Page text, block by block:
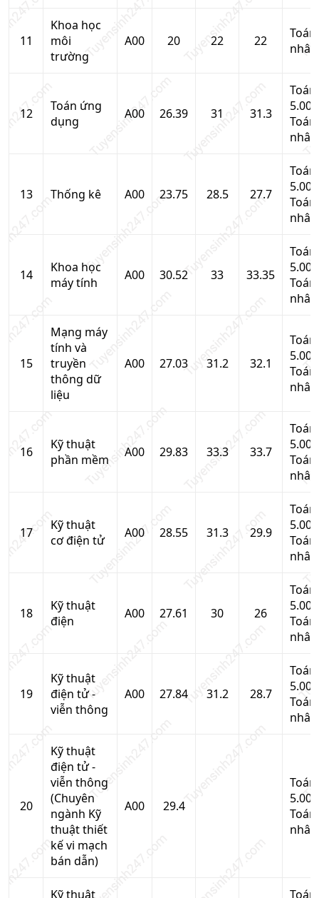
11
Khoa học
môi
trường
A00 20 22 22
Toán
12
Toán ứng
dụng
A00 26.39 31 31.3
5.00,
Toán
13 Thống kê A00 23.75 28.5 27.7
5.00,
Toán
14
Khoa học
máy tính
A00 30.52 33 33.35
5.00,
Toán
15
Mạng máy
tính và
truyền
thông dữ
liệu
A00 27.03 31.2 32.1
5.00,
Toán
16
Kỹ thuật
phần mềm
A00 29.83 33.3 33.7
5.00,
Toán
17
Kỹ thuật
cơ điện tử
A00 28.55 31.3 29.9
5.00,
Toán
18
Kỹ thuật
điện
A00 27.61 30 26
5.00,
Toán
19
Kỹ thuật
điện tử -
viễn thông
A00 27.84 31.2 28.7
5.00,
Toán
20
Kỹ thuật
điện tử -
viễn thông
(Chuyên
ngành Kỹ
thuật thiết
kế vi mạch
bán dẫn)
A00 29.4
5.00,
Toán
Kỹ thuật